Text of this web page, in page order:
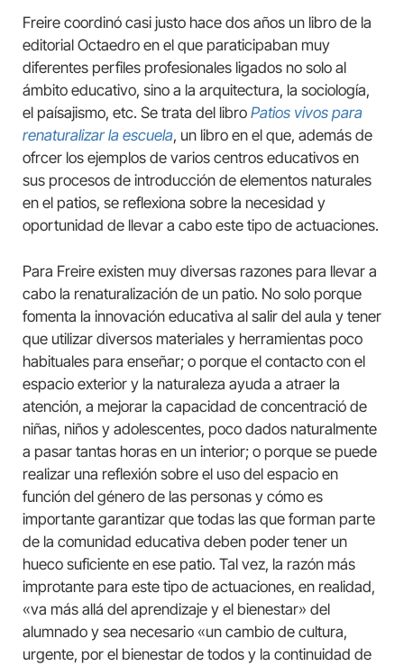
Freire coordinó casi justo hace dos años un libro de la
editorial Octaedro en el que paraticipaban muy
diferentes perfiles profesionales ligados no solo al
ámbito educativo, sino a la arquitectura, la sociología,
el paísajismo, etc. Se trata del libro Patios vivos para
renaturalizar la escuela, un libro en el que, además de
ofrcer los ejemplos de varios centros educativos en
sus procesos de introducción de elementos naturales
en el patios, se reflexiona sobre la necesidad y
oportunidad de llevar a cabo este tipo de actuaciones.
Para Freire existen muy diversas razones para llevar a
cabo la renaturalización de un patio. No solo porque
fomenta la innovación educativa al salir del aula y tener
que utilizar diversos materiales y herramientas poco
habituales para enseñar; o porque el contacto con el
espacio exterior y la naturaleza ayuda a atraer la
atención, a mejorar la capacidad de concentració de
niñas, niños y adolescentes, poco dados naturalmente
a pasar tantas horas en un interior; o porque se puede
realizar una reflexión sobre el uso del espacio en
función del género de las personas y cómo es
importante garantizar que todas las que forman parte
de la comunidad educativa deben poder tener un
hueco suficiente en ese patio. Tal vez, la razón más
improtante para este tipo de actuaciones, en realidad,
«va más allá del aprendizaje y el bienestar» del
alumnado y sea necesario «un cambio de cultura,
urgente, por el bienestar de todos y la continuidad de